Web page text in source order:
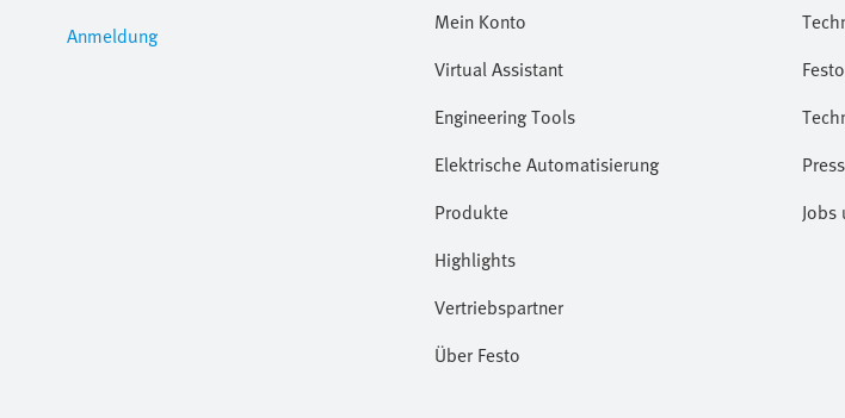
Anmeldung
Mein Konto
Virtual Assistant
Engineering Tools
Elektrische Automatisierung
Produkte
Highlights
Vertriebspartner
Über Festo
Jobs